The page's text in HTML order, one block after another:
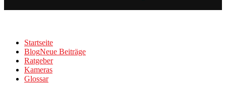
Startseite
BlogNeue Beiträge
Ratgeber
Kameras
Glossar